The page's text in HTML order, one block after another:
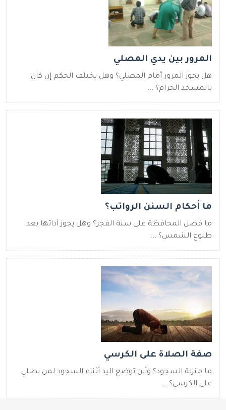
المرور بين يدي المصلي
هل يجوز المرور أمام المصلي؟ وهل يختلف الحكم إن كان
بالمسجد الحرام؟ ...
ما أحكام السنن الرواتب؟
ما فضل المحافظة على سنة الفجر؟ وهل يجوز أدائها بعد
طلوع الشمس؟ ...
صفة الصلاة على الكرسي
ما منزلة السجود؟ وأين توضع اليد أثناء السجود لمن يصلي
على الكرسي؟ ...